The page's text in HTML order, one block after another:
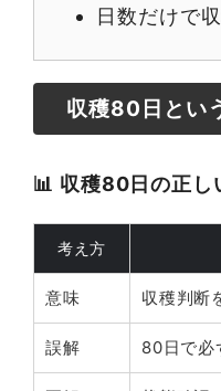
日数だけで
収穫80日とい
📊 収穫80日の正し
考え方
意味 収穫判断
誤解 80日で必